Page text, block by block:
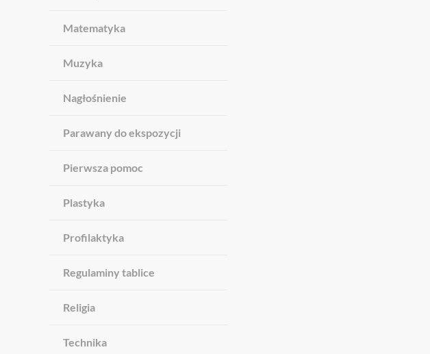
Matematyka
Muzyka
Nagłośnienie
Parawany do ekspozycji
Pierwsza pomoc
Plastyka
Profilaktyka
Regulaminy tablice
Religia
Technika